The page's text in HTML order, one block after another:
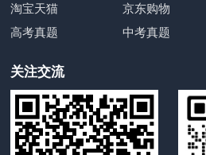
淘宝天猫
京东购物
高考真题
中考真题
关注交流